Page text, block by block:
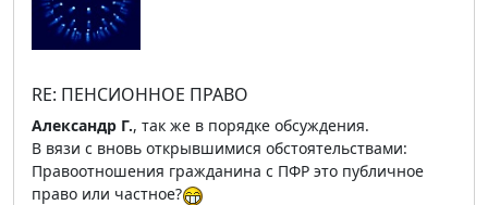
RE: ПЕНСИОННОЕ ПРАВО
Александр Г., так же в порядке обсуждения.
В вязи с вновь открывшимися обстоятельствами:
Правоотношения гражданина с ПФР это публичное
право или частное?